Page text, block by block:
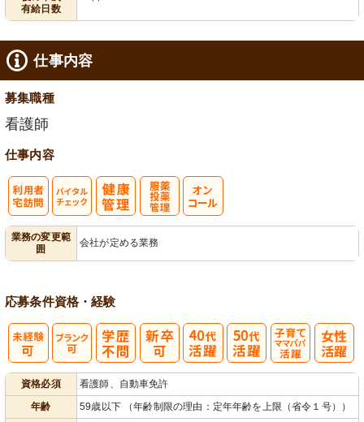
有給日数
仕事内容
募集職種
看護師
仕事内容
業務の変更範
囲
会社が定める業務
応募条件資格・経験
資格必須
看護師、自動車免許
年齢
59歳以下 （年齢制限の理由：定年年齢を上限（省令１号））